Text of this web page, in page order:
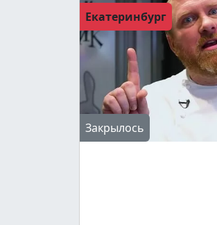
Екатеринбург
Закрылось